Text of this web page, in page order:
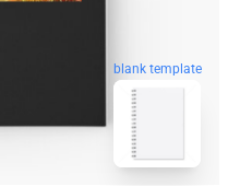
blank template